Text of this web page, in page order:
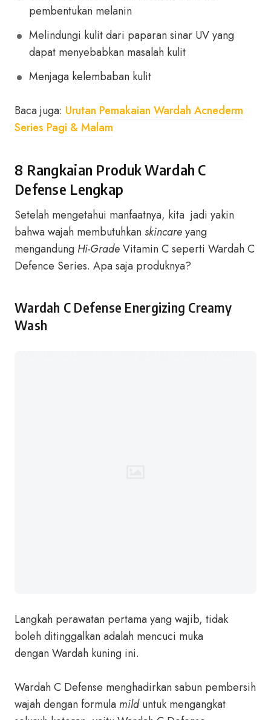
pembentukan melanin
Melindungi kulit dari paparan sinar UV yang
dapat menyebabkan masalah kulit
Menjaga kelembaban kulit
Baca juga: Urutan Pemakaian Wardah Acnederm
Series Pagi & Malam
8 Rangkaian Produk Wardah C
Defense Lengkap
Setelah mengetahui manfaatnya, kita jadi yakin
bahwa wajah membutuhkanskincareyang
mengandung Hi-GradeVitamin C seperti Wardah C
Defence Series. Apa saja produknya?
Wardah C Defense Energizing Creamy
Wash
Langkah perawatan pertama yang wajib, tidak
boleh ditinggalkan adalah mencuci muka
dengan Wardah kuning ini.
Wardah C Defense menghadirkan sabun pembersih
wajah dengan formulamilduntuk mengangkat